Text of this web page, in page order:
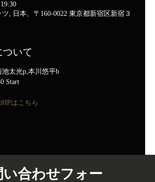
, 日本、〒160-0022 東京都新宿区新宿３
ついて
池太光p,本川悠平b
Start
はこちら
い合わせフォー